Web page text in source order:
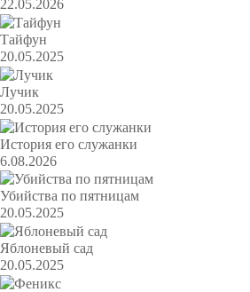
22.05.2026
Тайфун
20.05.2025
Лучик
20.05.2025
История его служанки
6.08.2026
Убийства по пятницам
20.05.2025
Яблоневый сад
20.05.2025